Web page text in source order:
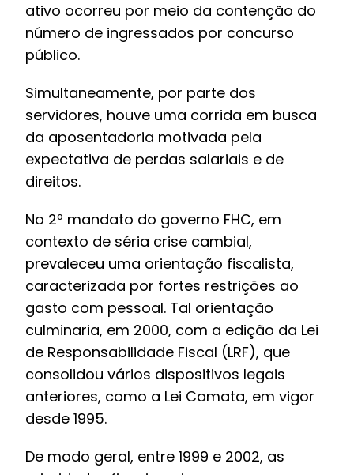
ativo ocorreu por meio da contenção do
número de ingressados por concurso
público.
Simultaneamente, por parte dos
servidores, houve uma corrida em busca
da aposentadoria motivada pela
expectativa de perdas salariais e de
direitos.
No 2º mandato do governo FHC, em
contexto de séria crise cambial,
prevaleceu uma orientação fiscalista,
caracterizada por fortes restrições ao
gasto com pessoal. Tal orientação
culminaria, em 2000, com a edição da Lei
de Responsabilidade Fiscal (LRF), que
consolidou vários dispositivos legais
anteriores, como a Lei Camata, em vigor
desde 1995.
De modo geral, entre 1999 e 2002, as